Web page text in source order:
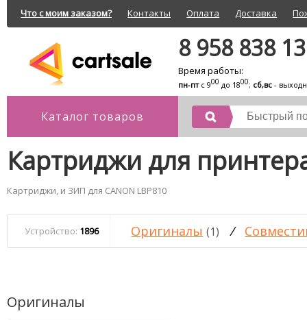
Что с моим заказом? Контакты Оплата Доставка
8 958 838
Время работы:
пн-птс 900 до 1800; сб,вс -
Каталог товаров
Картриджи для
Картриджи, и ЗИП для CANON LBP810
Устройство: 1896 Оригиналы (1) /
Оригиналы